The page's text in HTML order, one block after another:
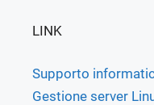
LINK
Supporto
Gestione server